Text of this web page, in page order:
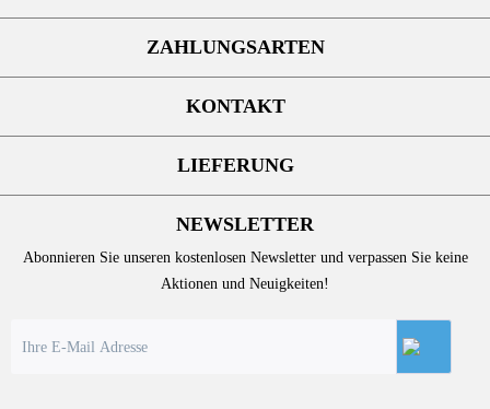
ZAHLUNGSARTEN
KONTAKT
LIEFERUNG
NEWSLETTER
Abonnieren Sie unseren kostenlosen Newsletter und verpassen Sie keine
Aktionen und Neuigkeiten!